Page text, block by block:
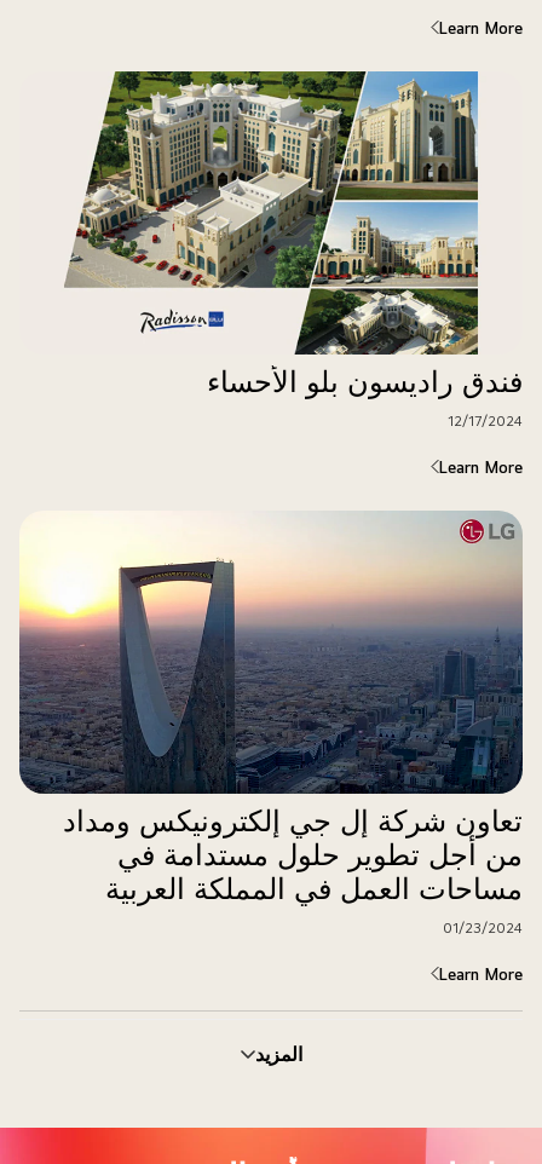
Learn More
فندق راديسون بلو الأحساء
12/17/2024
Learn More
تعاون شركة إل جي إلكترونيكس ومداد
من أجل تطوير حلول مستدامة في
مساحات العمل في المملكة العربية
السعودية
01/23/2024
Learn More
المزيد